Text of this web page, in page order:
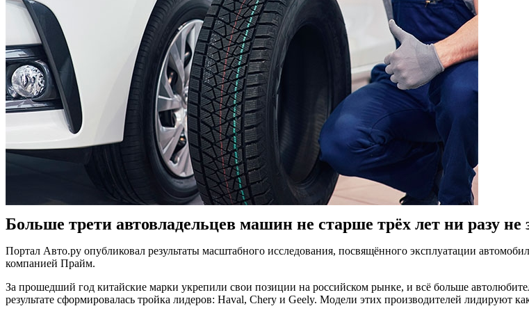
Больше трети автовладельцев машин не старше трёх лет ни разу
Портал Авто.ру опубликовал результаты масштабного исследования, посвящённого эксплуатации
компанией Прайм.
За прошедший год китайские марки укрепили свои позиции на российском рынке, и всё больше
результате сформировалась тройка лидеров: Haval, Chery и Geely. Модели этих производителей лидируют